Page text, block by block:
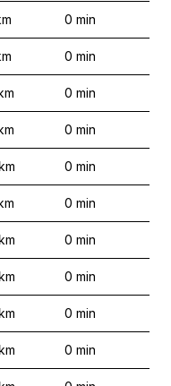
0 min
0 min
0 min
0 min
0 min
0 min
0 min
0 min
0 min
0 min